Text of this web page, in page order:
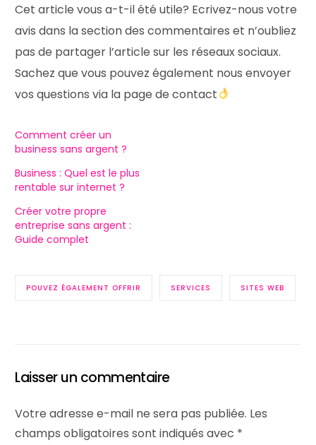
Cet article vous a-t-il été utile? Ecrivez-nous votre
avis dans la section des commentaires et n’oubliez
pas de partager l’article sur les réseaux sociaux.
Sachez que vous pouvez également nous envoyer
vos questions via la page de contact
Comment créer un
business sans argent ?
Business : Quel est le plus
rentable sur internet ?
Créer votre propre
entreprise sans argent :
Guide complet
POUVEZ ÉGALEMENT OFFRIR SERVICES SITES WEB
Laisser un commentaire
Votre adresse e-mail ne sera pas publiée. Les
champs obligatoires sont indiqués avec *